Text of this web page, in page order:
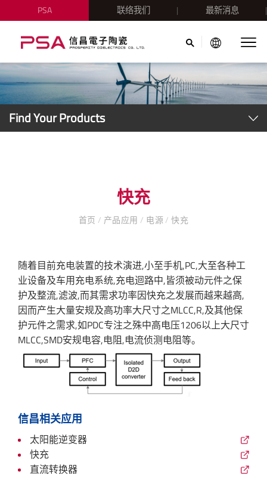
PSA 联络我们 最新消息
Find Your Products
快充
首页 / 产品应用 / 电源/ 快充
随着目前充电装置的技术演进,小至手机,PC,大至各种工
业设备及车用充电系统,充电迴路中,皆须被动元件之保
护及整流,滤波,而其需求功率因快充之发展而越来越高,
因而产生大量安规及高功率大尺寸之MLCC,R,及其他保
护元件之需求,如PDC专注之殊中高电压1206以上大尺寸
MLCC,SMD安规电容,电阻,电流侦测电阻等。
信昌相关应用
太阳能逆变器
快充
直流转换器